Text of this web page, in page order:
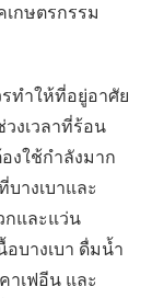
เกษตรกรรม
ทำให้ที่อยู่อาศัย
งเวลาที่ร้อน
งใช้กำลังมาก
างเบาและ
และแว่น
บางเบา ดื่มน้ำ
าเฟอีน และ